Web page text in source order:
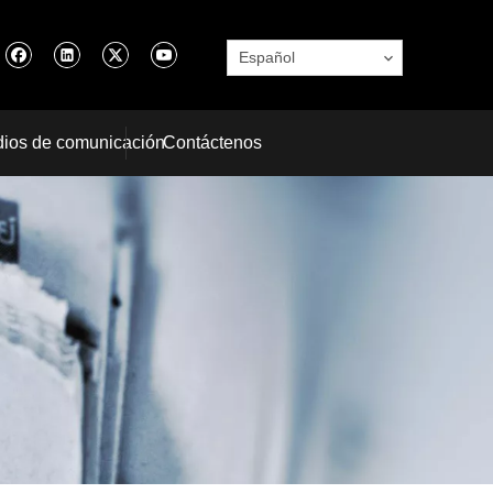
Español
de comunicaciónContáctenos